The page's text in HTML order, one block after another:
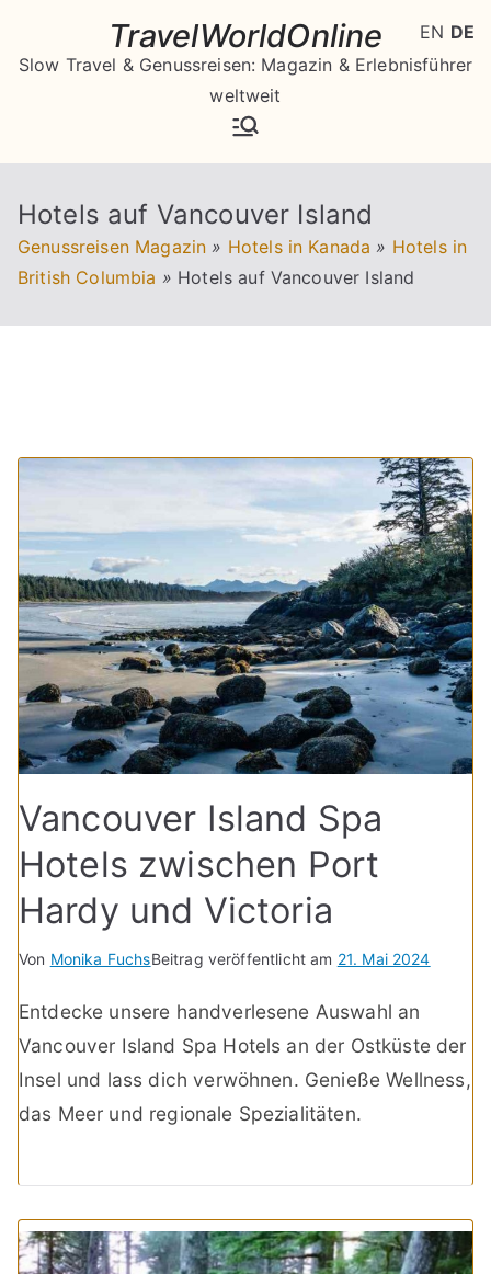
springen
TravelWorldOnline
Slow Travel & Genussreisen: Magazin & Erlebnisführer
weltweit
Hotels auf Vancouver Island
Genussreisen Magazin » Hotels in Kanada » Hotels in
British Columbia » Hotels auf Vancouver Island
Vancouver Island Spa
Hotels zwischen Port
Hardy und Victoria
Von Monika FuchsBeitrag veröffentlicht am 21. Mai 2024
Entdecke unsere handverlesene Auswahl an
Vancouver Island Spa Hotels an der Ostküste der
Insel und lass dich verwöhnen. Genieße Wellness,
das Meer und regionale Spezialitäten.
EN DE